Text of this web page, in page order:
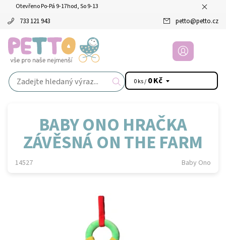
Otevřeno Po-Pá 9-17hod, So 9-13
733 121 943 petto@petto.cz
0 ks / 0 Kč
BABY ONO HRAČKA
ZÁVĚSNÁ ON THE FARM
14527 Baby Ono